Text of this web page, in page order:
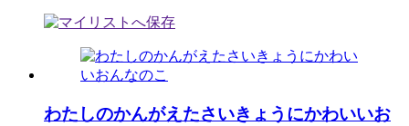
わたしのかんがえたさいきょうにかわいいお